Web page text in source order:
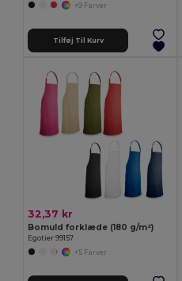
+9 Farver
Tilføj Til Kurv
32,37 kr
Bomuld forklæde (180 g/m²)
Egotier 99157
+5 Farver